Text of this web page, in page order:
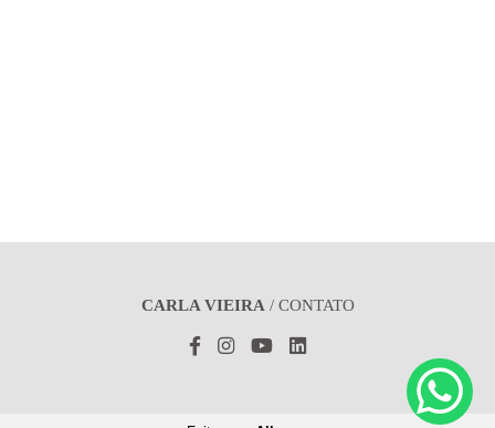
CARLA VIEIRA / CONTATO